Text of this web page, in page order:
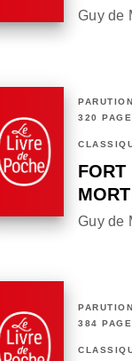
Guy de
320
MORT
Guy de
384